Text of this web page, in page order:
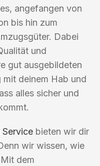
angefangen von
bis hin zum
Dabei
und
gut ausgebildeten
deinem Hab und
alles sicher und
Service bieten wir dir
wir wissen, wie
dem